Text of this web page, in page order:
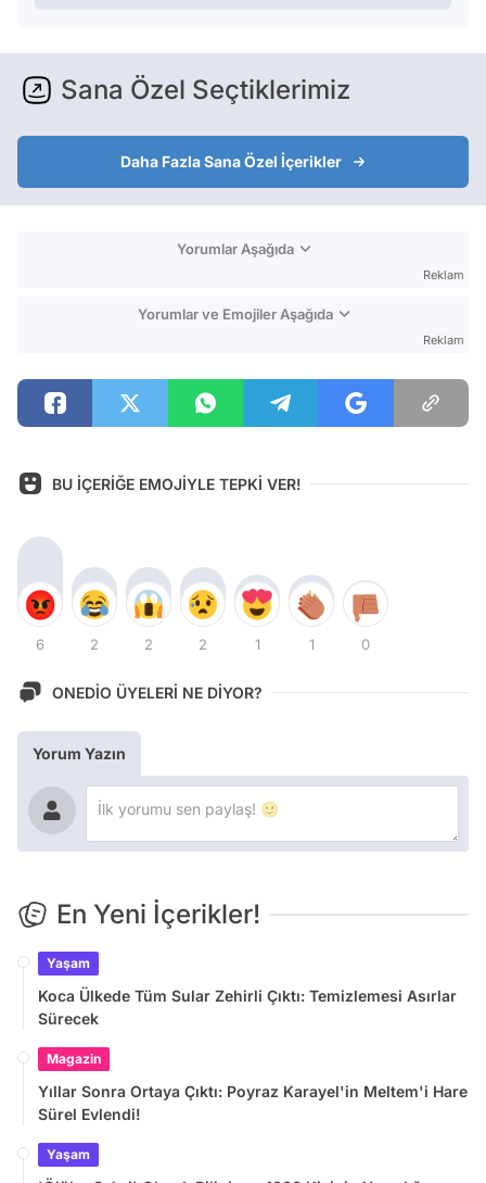
Sana Özel Seçtiklerimiz
Daha Fazla Sana Özel İçerikler
Yorumlar Aşağıda
Reklam
Yorumlar ve Emojiler Aşağıda
Reklam
BU İÇERİĞE EMOJİYLE TEPKİ VER!
6 2 2 2 1 1 0
ONEDİO ÜYELERİ NE DİYOR?
Yorum Yazın
En Yeni İçerikler!
Yaşam
Koca Ülkede Tüm Sular Zehirli Çıktı: Temizlemesi Asırlar
Sürecek
Magazin
Yıllar Sonra Ortaya Çıktı: Poyraz Karayel'in Meltem'i Hare
Sürel Evlendi!
Yaşam